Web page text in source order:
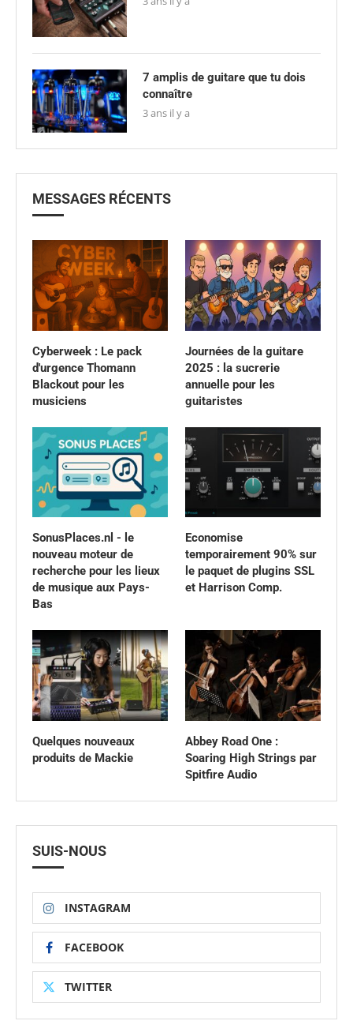
7 amplis de guitare que tu dois
connaître
3 ans il y a
MESSAGES RÉCENTS
Cyberweek : Le pack
d'urgence Thomann
Blackout pour les
musiciens
Journées de la guitare
2025 : la sucrerie
annuelle pour les
guitaristes
SonusPlaces.nl - le
nouveau moteur de
recherche pour les lieux
de musique aux Pays-
Bas
Economise
temporairement 90% sur
le paquet de plugins SSL
et Harrison Comp.
Quelques nouveaux
produits de Mackie
Abbey Road One :
Soaring High Strings par
Spitfire Audio
SUIS-NOUS
INSTAGRAM
FACEBOOK
TWITTER